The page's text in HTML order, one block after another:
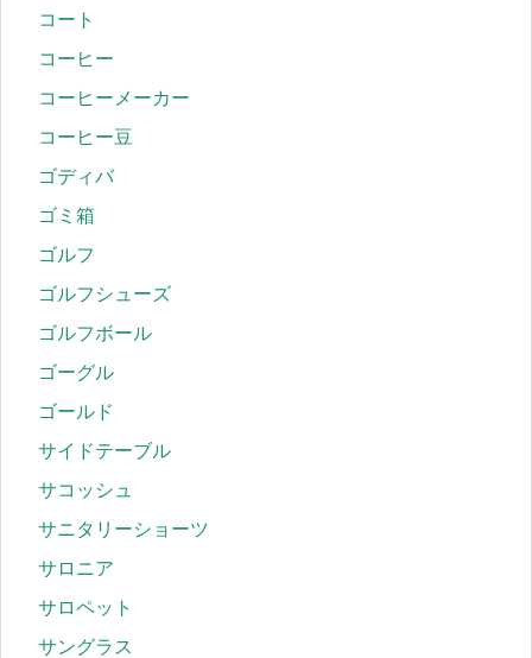
コート
コーヒー
コーヒーメーカー
コーヒー豆
ゴディバ
ゴミ箱
ゴルフ
ゴルフシューズ
ゴルフボール
ゴーグル
ゴールド
サイドテーブル
サコッシュ
サニタリーショーツ
サロニア
サロペット
サングラス